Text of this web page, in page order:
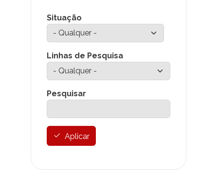
Situação
Linhas de Pesquisa
Pesquisar
Aplicar